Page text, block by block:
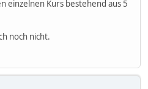
einzelnen Kurs bestehend aus 5
noch nicht.